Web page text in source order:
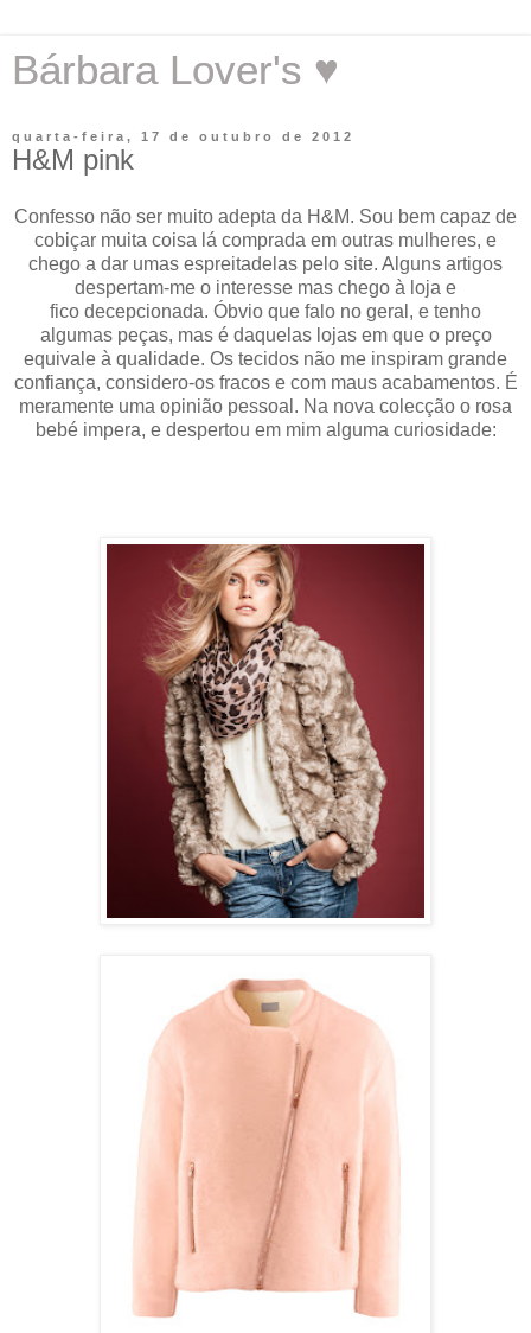
Bárbara Lover's ♥
quarta-feira, 17 de outubro de 2012
H&M pink
Confesso não ser muito adepta da H&M. Sou bem capaz de
cobiçar muita coisa lá comprada em outras mulheres, e
chego a dar umas espreitadelas pelo site. Alguns artigos
despertam-me o interesse mas chego à loja e
fico decepcionada. Óbvio que falo no geral, e tenho
algumas peças, mas é daquelas lojas em que o preço
equivale à qualidade. Os tecidos não me inspiram grande
confiança, considero-os fracos e com maus acabamentos. É
meramente uma opinião pessoal. Na nova colecção o rosa
bebé impera, e despertou em mim alguma curiosidade: